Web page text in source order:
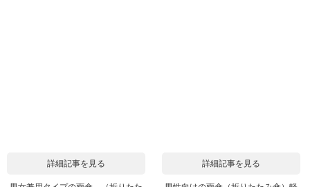
詳細記事を見る 詳細記事を見る